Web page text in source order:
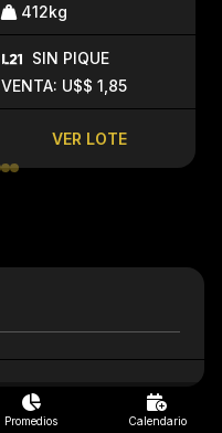
412kg
SIN PIQUE
VENTA: U$$ 1,85
VER LOTE
Promedios Calendario